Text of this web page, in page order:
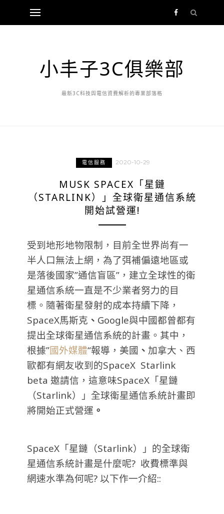
小丰子3C俱樂部
最新3C科技與電信資費解析的專業部落格
電信服務 2020-10-29
MUSK SPACEX「星鏈
（STARLINK）」全球衛星通信系統
開始試營運!
受到地形地物限制，目前全世界尚有一
半人口無法上網，為了弭補偏遠地區或
是落後國家”通信盲區”，建立全球性的衛
星通信系統一直是不少業者努力的目
標。隨著衛星發射的成本持續下降，
SpaceX馬斯克 、 Google與中國都曾都有
提出全球衛星通信系統的計畫。 其中，
根據”國外媒體“報導，美國 、 加拿大、西
歐都有網友收到的SpaceX Starlink
beta 邀請信，這意味SpaceX「星鏈
（Starlink）」全球衛星通信系統計畫即
將開始正式營運 。
SpaceX「星鏈（Starlink）」的全球衛
星通信系統計畫是什麼呢? 收費標準與
網速水準為何呢? 以下作一介紹::